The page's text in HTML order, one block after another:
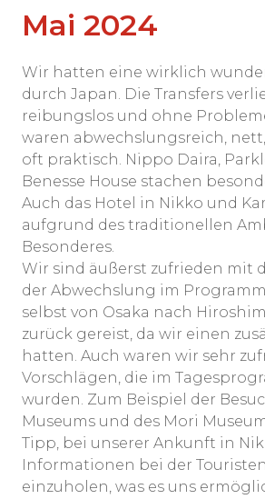
Mai 2024
Wir hatten eine wirklich
durch Japan. Die Transfers
reibungslos und ohne
waren abwechslungsreich,
oft praktisch. Nippo Daira,
Benesse House stachen
Auch das Hotel in Nikko und
aufgrund des traditionellen
Besonderes.
Wir sind äußerst zufrieden mit
der Abwechslung im
selbst von Osaka nach
zurück gereist, da wir einen
hatten. Auch waren wir sehr
Vorschlägen, die im
wurden. Zum Beispiel der
Museums und des Mori
Tipp, bei unserer Ankunft in
Informationen bei der
einzuholen, was es uns